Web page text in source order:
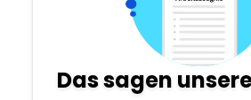
Das sagen